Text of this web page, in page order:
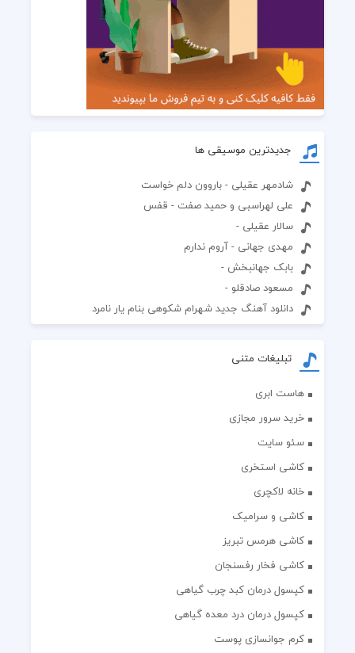
جدیدترین موسیقی ها
شادمهر عقیلی - باروون دلم خواست
علی لهراسبی و حمید صفت - قفس
سالار عقیلی -
مهدی جهانی - آروم ندارم
بابک جهانبخش -
مسعود صادقلو -
دانلود آهنگ جدید شهرام شکوهی بنام یار نامرد
تبلیغات متنی
هاست ابری
خرید سرور مجازی
سئو سایت
کاشی استخری
خانه لاکچری
کاشی و سرامیک
کاشی هرمس تبریز
کاشی فخار رفسنجان
کپسول درمان کبد چرب گیاهی
کپسول درمان درد معده گیاهی
کرم جوانسازی پوست